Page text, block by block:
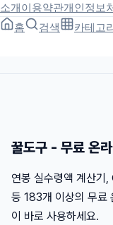
소개 이용약관개인정보
홈
검색 카테고리
꿀도구 - 무료 온
연봉 실수령액 계산기,
등 183개 이상의 무료
이 바로 사용하세요.